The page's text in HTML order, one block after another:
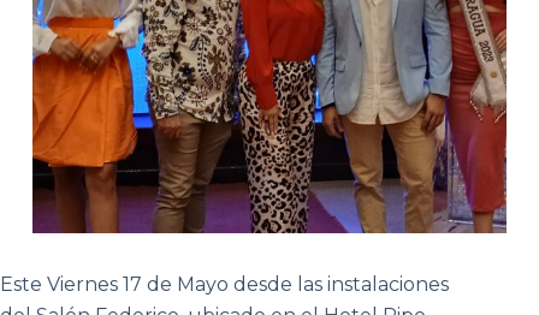
Este Viernes 17 de Mayo desde las instalaciones